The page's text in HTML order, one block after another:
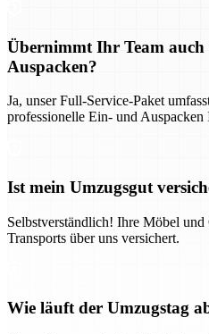
Übernimmt Ihr Team auch
Auspacken?
Ja, unser Full-Service-Paket
professionelle Ein- und Auspacken
Ist mein Umzugsgut
Selbstverständlich! Ihre Möbel und
Transports über uns versichert.
Wie läuft der Umzugstag